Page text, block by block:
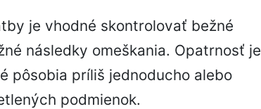
je vhodné skontrolovať bežné
následky omeškania. Opatrnosť je
pôsobia príliš jednoducho alebo
podmienok.